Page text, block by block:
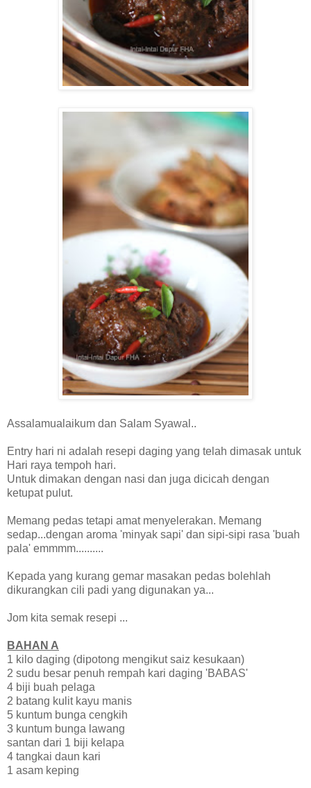
Assalamualaikum dan Salam Syawal..
Entry hari ni adalah resepi daging yang telah dimasak untuk
Hari raya tempoh hari.
Untuk dimakan dengan nasi dan juga dicicah dengan
ketupat pulut.
Memang pedas tetapi amat menyelerakan. Memang
sedap...dengan aroma 'minyak sapi' dan sipi-sipi rasa 'buah
pala' emmmm..........
Kepada yang kurang gemar masakan pedas bolehlah
dikurangkan cili padi yang digunakan ya...
Jom kita semak resepi ...
BAHAN A
1 kilo daging (dipotong mengikut saiz kesukaan)
2 sudu besar penuh rempah kari daging 'BABAS'
4 biji buah pelaga
2 batang kulit kayu manis
5 kuntum bunga cengkih
3 kuntum bunga lawang
santan dari 1 biji kelapa
4 tangkai daun kari
1 asam keping